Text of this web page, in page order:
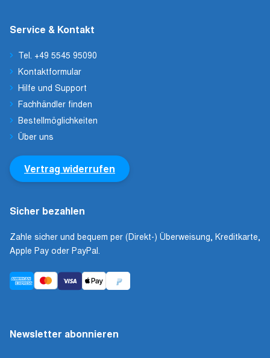
Service & Kontakt
Tel. +49 5545 95090
Kontaktformular
Hilfe und Support
Fachhändler finden
Bestellmöglichkeiten
Über uns
Vertrag widerrufen
Sicher bezahlen
Zahle sicher und bequem per (Direkt-) Überweisung, Kreditkarte,
Apple Pay oder PayPal.
Newsletter abonnieren